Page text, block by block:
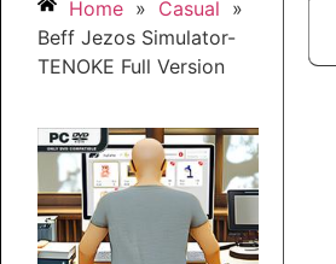
Home » Casual »
Beff Jezos Simulator-
TENOKE Full Version